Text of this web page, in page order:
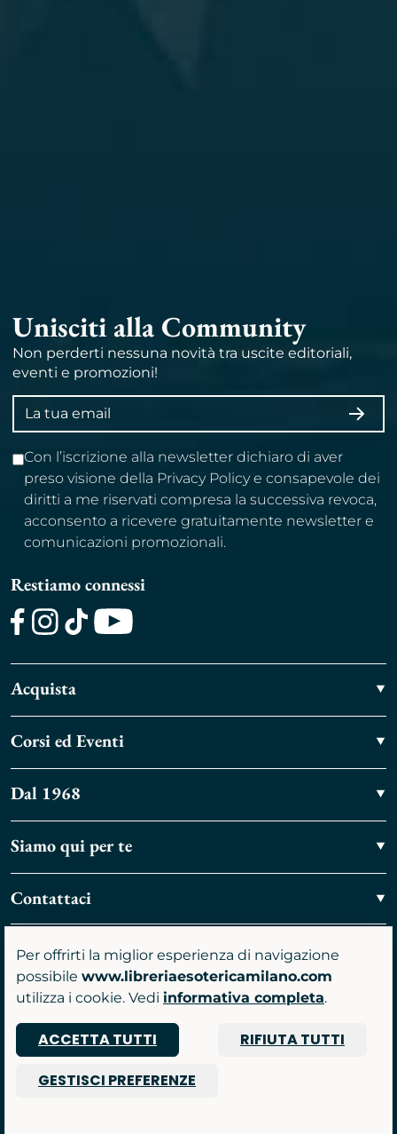
Unisciti alla Community
Non perderti nessuna novità tra uscite editoriali,
eventi e promozioni!
Indirizzo
email
Con l’iscrizione alla newsletter dichiaro di aver
preso visione della Privacy Policy e consapevole dei
diritti a me riservati compresa la successiva revoca,
acconsento a ricevere gratuitamente newsletter e
comunicazioni promozionali.
Restiamo connessi
Acquista
Corsi ed Eventi
Dal 1968
Siamo qui per te
Contattaci
Vieni a trovarci
P.IVA 07481590961
© 2026 Libreria Gruppo Anima srl
Per offrirti la miglior esperienza di navigazione
possibile www.libreriaesotericamilano.com
utilizza i cookie. Vedi informativa completa.
ACCETTA TUTTI
RIFIUTA TUTTI
GESTISCI PREFERENZE